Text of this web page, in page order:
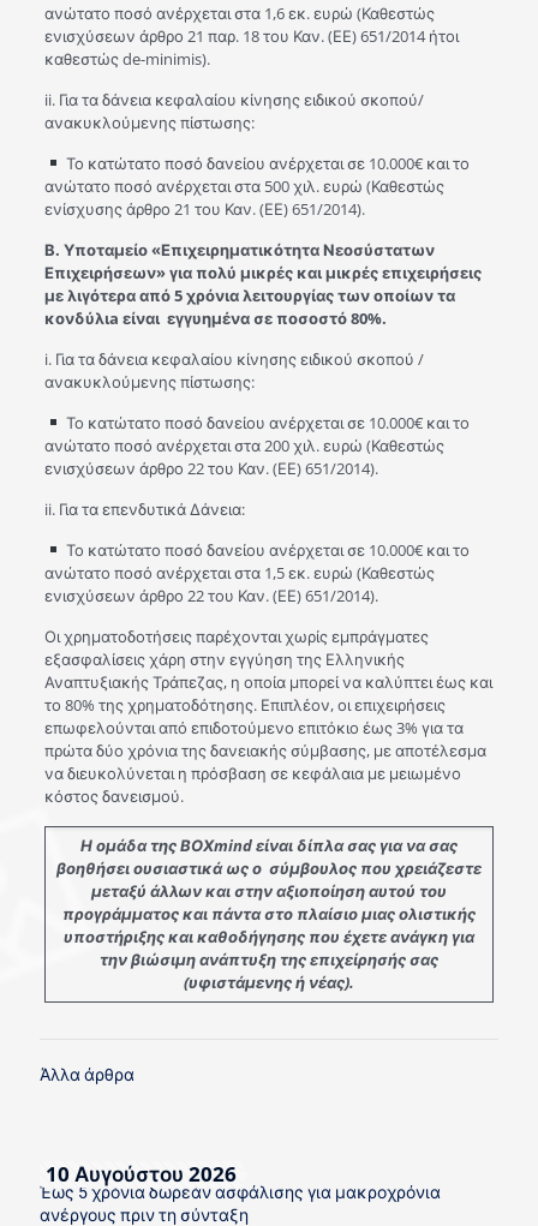
ανώτατο ποσό ανέρχεται στα 1,6 εκ. ευρώ (Καθεστώς
ενισχύσεων άρθρο 21 παρ. 18 του Καν. (ΕΕ) 651/2014 ήτοι
καθεστώς de-minimis).
ii. Για τα δάνεια κεφαλαίου κίνησης ειδικού σκοπού/
ανακυκλούμενης πίστωσης:
Το κατώτατο ποσό δανείου ανέρχεται σε 10.000€ και το
ανώτατο ποσό ανέρχεται στα 500 χιλ. ευρώ (Καθεστώς
ενίσχυσης άρθρο 21 του Καν. (ΕΕ) 651/2014).
Β. Υποταμείο «Επιχειρηματικότητα Νεοσύστατων
Επιχειρήσεων» για πολύ μικρές και μικρές επιχειρήσεις
με λιγότερα από 5 χρόνια λειτουργίας των οποίων τα
κονδύλιa είναι εγγυημένα σε ποσοστό 80%.
i. Για τα δάνεια κεφαλαίου κίνησης ειδικού σκοπού /
ανακυκλούμενης πίστωσης:
Το κατώτατο ποσό δανείου ανέρχεται σε 10.000€ και το
ανώτατο ποσό ανέρχεται στα 200 χιλ. ευρώ (Καθεστώς
ενισχύσεων άρθρο 22 του Καν. (ΕΕ) 651/2014).
ii. Για τα επενδυτικά Δάνεια:
Το κατώτατο ποσό δανείου ανέρχεται σε 10.000€ και το
ανώτατο ποσό ανέρχεται στα 1,5 εκ. ευρώ (Καθεστώς
ενισχύσεων άρθρο 22 του Καν. (ΕΕ) 651/2014).
Οι χρηματοδοτήσεις παρέχονται χωρίς εμπράγματες
εξασφαλίσεις χάρη στην εγγύηση της Ελληνικής
Αναπτυξιακής Τράπεζας, η οποία μπορεί να καλύπτει έως και
το 80% της χρηματοδότησης. Επιπλέον, οι επιχειρήσεις
επωφελούνται από επιδοτούμενο επιτόκιο έως 3% για τα
πρώτα δύο χρόνια της δανειακής σύμβασης, με αποτέλεσμα
να διευκολύνεται η πρόσβαση σε κεφάλαια με μειωμένο
κόστος δανεισμού.
Η ομάδα της ΒΟΧmindείναι δίπλα σας για να σας
βοηθήσει ουσιαστικά ως ο σύμβουλος που χρειάζεστε
μεταξύ άλλων και στην αξιοποίηση αυτού του
προγράμματος και πάντα στο πλαίσιο μιας ολιστικής
υποστήριξης και καθοδήγησης που έχετε ανάγκη για
την βιώσιμη ανάπτυξη της επιχείρησής σας
(υφιστάμενης ή νέας).
Άλλα άρθρα
10 Αυγούστου 2026
Έως 5 χρόνια δωρεάν ασφάλισης για μακροχρόνια
ανέργους πριν τη σύνταξη